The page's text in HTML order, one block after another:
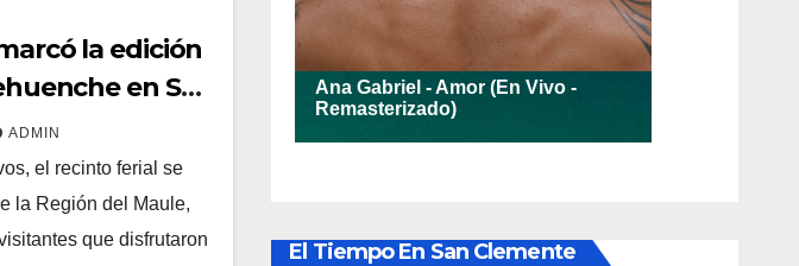
la edición
en San
ADMIN
el recinto ferial se
la Región del Maule,
que disfrutaron
El Tiempo En San Clemente